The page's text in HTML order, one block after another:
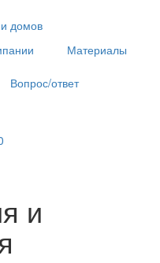
Материалы
Вопрос/ответ
и